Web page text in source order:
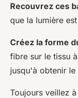
Recouvrez ces
que la lumière
Créez la forme
fibre sur le tissu
jusqu'à obtenir le
Toujours veillez à